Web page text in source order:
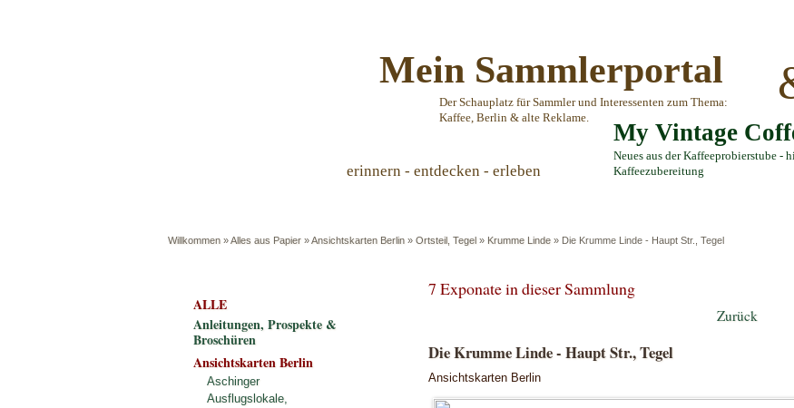
Mein Sammlerportal
Der Schauplatz für Sammler und Interessenten zum Thema:
Kaffee, Berlin & alte Reklame.
My Vintage
Neues aus der Kaffeeprobierstube -
Kaffeezubereitung
erinnern - entdecken - erleben
Willkommen »Alles aus Papier »Ansichtskarten Berlin » Ortsteil, Tegel » Krumme Linde » Die Krumme Linde - Haupt Str., Tegel
7 Exponate in dieser Sammlung
Zurück
Die Krumme Linde - Haupt Str., Tegel
Ansichtskarten Berlin
ALLE
Anleitungen, Prospekte &
Broschüren
Ansichtskarten Berlin
Aschinger
Ausflugslokale,